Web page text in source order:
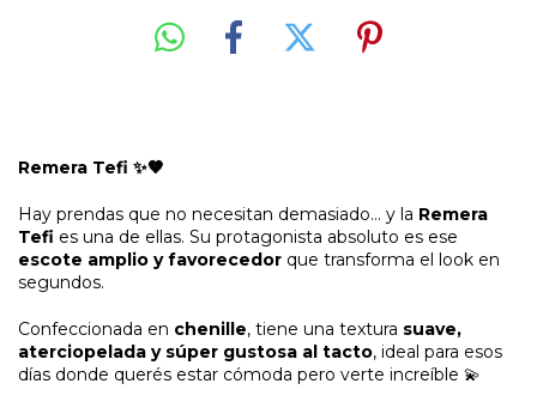
Remera Tefi ✨🤎
Hay prendas que no necesitan demasiado… y la Remera
Tefi es una de ellas. Su protagonista absoluto es ese
escote amplio y favorecedor que transforma el look en
segundos.
Confeccionada en chenille, tiene una textura suave,
aterciopelada y súper gustosa al tacto, ideal para esos
días donde querés estar cómoda pero verte increíble 💫